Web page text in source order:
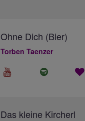
Ohne Dich (Bier)
Torben Taenzer
Das kleine Kircherl